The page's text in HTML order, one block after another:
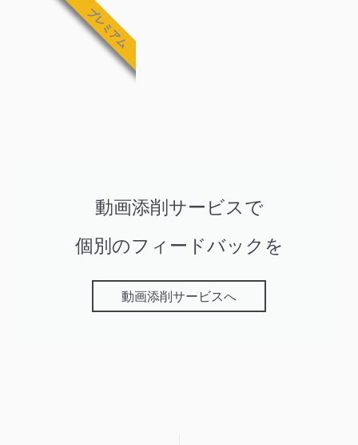
動画添削サービスで
個別のフィードバックを
動画添削サービスへ
プレミアム